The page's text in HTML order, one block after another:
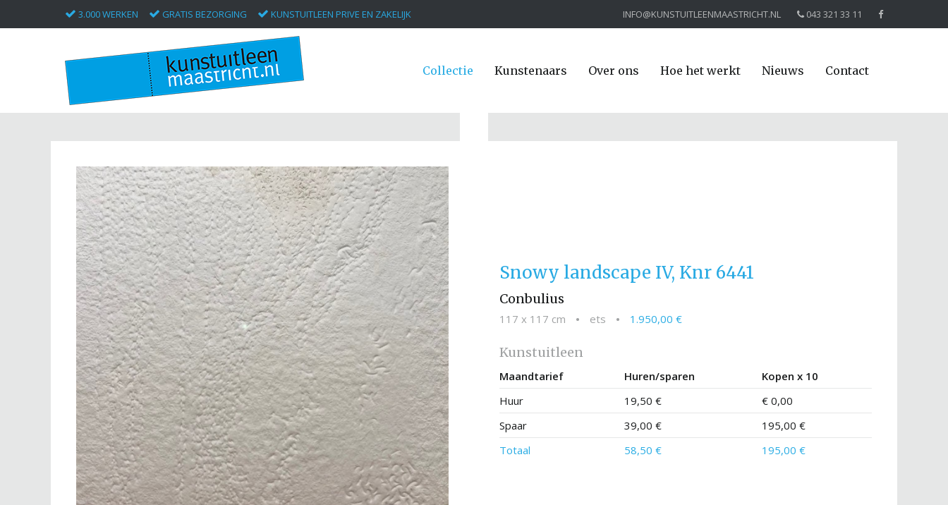
3.000 WERKEN GRATIS BEZORGING KUNSTUITLEEN PRIVE EN ZAKELIJK INFO@KUNSTUITLEENMAASTRICHT.NL 043 321 33 11
Collectie Kunstenaars Over ons Hoe het werkt Nieuws Contact
Snowy landscape IV, Knr 6441
Conbulius
117 x 117 cm • ets • 1.950,00 €
Kunstuitleen
Maandtarief Huren/sparen
Kopen x 10
Huur
19,50 €
€ 0,00
Spaar
39,00 €
195,00 €
Totaal
58,50 € 195,00 €